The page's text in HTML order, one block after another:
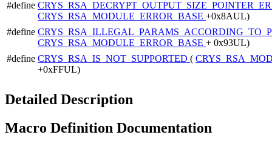
#define
CRYS_RSA_MODULE_ERROR_BASE +0x8AUL)
#define
CRYS_RSA_MODULE_ERROR_BASE + 0x93UL)
#define CRYS_RSA_IS_NOT_SUPPORTED (
+0xFFUL)
Detailed Description
Macro Definition Documentation